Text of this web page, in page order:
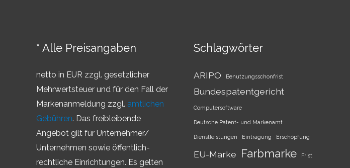
zukunftssicher
machen
* Alle Preisangaben
netto in EUR zzgl. gesetzlicher
Mehrwertsteuer und für den Fall der
Markenanmeldung zzgl. amtlichen
Gebühren. Das freibleibende
Angebot gilt für Unternehmer/
Unternehmen sowie öffentlich-
rechtliche Einrichtungen. Es gelten
Schlagwörter
ARIPO Benutzungsschonfrist
Bundespatentgericht
Computersoftware
Deutsche Patent- und Markenamt
Dienstleistungen Eintragung Erschöpfung
EU-Marke Farbmarke Frist